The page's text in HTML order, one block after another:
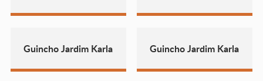
Guincho Jardim Karla Guincho Jardim Karla